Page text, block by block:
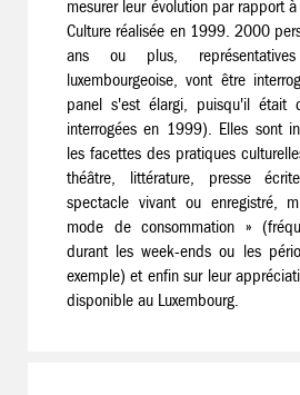
mesurer leur évolution par rapport
Culture réalisée en 1999. 2000
ans ou plus,
luxembourgeoise, vont être
panel s'est élargi, puisqu'il était
interrogées en 1999). Elles sont
les facettes des pratiques
théâtre, littérature, presse
spectacle vivant ou enregistré,
mode de consommation »
durant les week-ends ou les
exemple) et enfin sur leur
disponible au Luxembourg.